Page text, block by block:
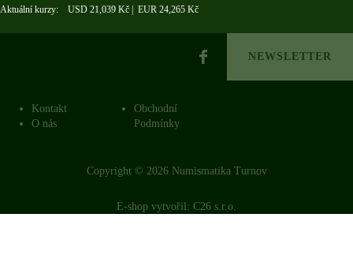
Aktuální kurzy: USD 21,039 Kč | EUR 24,265 Kč
NEWSLETTER
Kontakt
O nás
Obchodní
Podmínky
Copyright © 2026 Numismatika Turnov
E-shop vytvořil: C26 s.r.o.